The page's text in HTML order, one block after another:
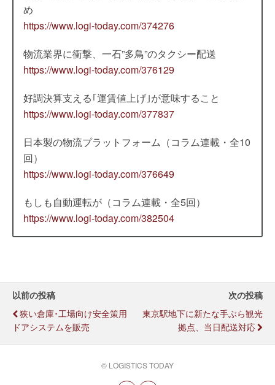
め
https://www.logi-today.com/374276
物流業界に衝撃、一石”多鳥”のタクシー配送
https://www.logi-today.com/376129
好調決算支える｢運賃値上げ｣が意味すること
https://www.logi-today.com/377837
日本製の物流プラットフォーム（コラム連載・全10
回）
https://www.logi-today.com/376649
もしも自動運転が（コラム連載・全5回）
https://www.logi-today.com/382504
以前の投稿
狭い倉庫･工場向け安全策用
ドアシステムを販売
次の投稿
東京駅地下に新たな手ぶら観光
拠点、当日配送対応
© LOGISTICS TODAY